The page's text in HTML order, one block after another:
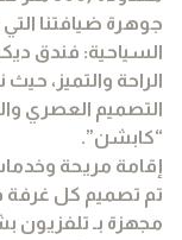
جوهرة ضيافتنا
السياحية: فندق
الراحة والتميز،
التصميم العصري
“كابشن”.
إقامة مريحة
تم تصميم كل غرفة
مجهزة بـ